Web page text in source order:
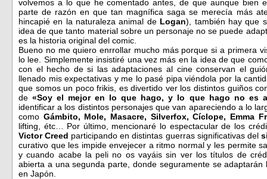
volvemos a lo que he comentado antes, de que aunque bien
parte de razón en que tan magnífica saga se merecía más
hincapié en la naturaleza animal de Logan), también hay que
idea de que tanto material sobre un personaje no se puede
es la historia original del comic.
Bueno no me quiero enrrollar mucho más porque si a primera
lo lee. Simplemente insistiré una vez más en la idea de que
con el hecho de si las adaptaciones al cine conservan el
llenado mis expectativas y me lo pasé pipa viéndola por la
que somos un poco frikis, es divertido ver los distintos guiños
de«Soy el mejor en lo que hago, y lo que hago no es
identificar a los distintos personajes que van apareciendo a lo
como Gámbito, Mole, Masacre, Silverfox, Cíclope, Emma
lifting, étc… Por último, mencionaré lo espectacular de los
Victor Creed participando en distintas guerras significativas del
curativo que les impide envejecer a ritmo normal y les permite
y cuando acabe la peli no os vayáis sin ver los títulos de
abierta a una segunda parte, donde seguramente se
en Japón.